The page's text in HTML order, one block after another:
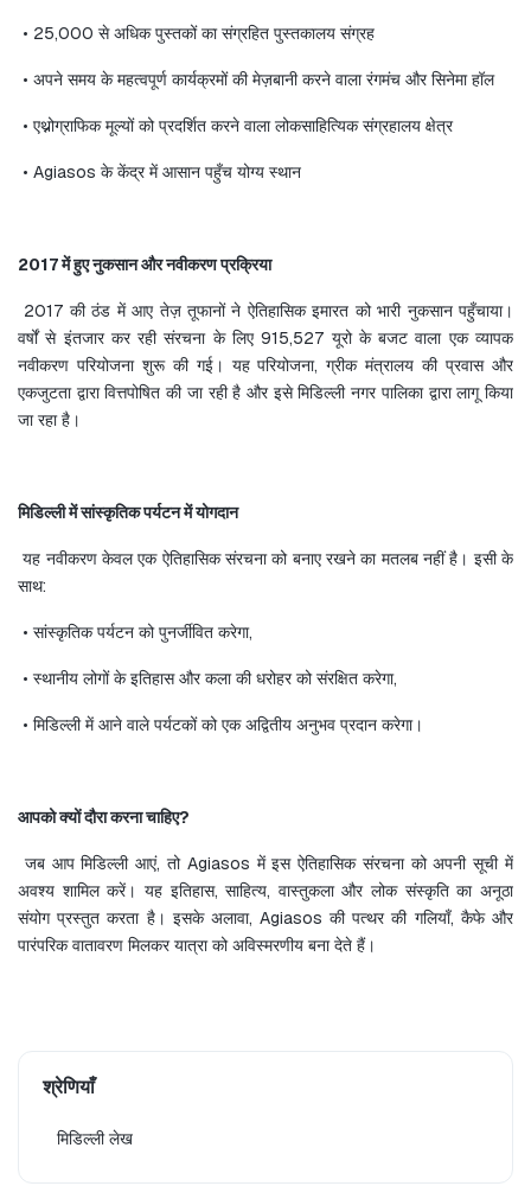
• 25,000 से अधिक पुस्तकों का संग्रहित पुस्तकालय संग्रह
• अपने समय के महत्वपूर्ण कार्यक्रमों की मेज़बानी करने वाला रंगमंच और सिनेमा हॉल
• एथ्नोग्राफिक मूल्यों को प्रदर्शित करने वाला लोकसाहित्यिक संग्रहालय क्षेत्र
• Agiasos के केंद्र में आसान पहुँच योग्य स्थान
2017 में हुए नुकसान और नवीकरण प्रक्रिया
वर्षों से इंतजार कर रही संरचना के लिए 915,527 यूरो के बजट वाला एक व्यापक
नवीकरण परियोजना शुरू की गई। यह परियोजना, ग्रीक मंत्रालय की प्रवास और
एकजुटता द्वारा वित्तपोषित की जा रही है और इसे मिडिल्ली नगर पालिका द्वारा लागू किया
जा रहा है।
मिडिल्ली में सांस्कृतिक पर्यटन में योगदान
यह नवीकरण केवल एक ऐतिहासिक संरचना को बनाए रखने का मतलब नहीं है। इसी के
साथ:
• सांस्कृतिक पर्यटन को पुनर्जीवित करेगा,
• स्थानीय लोगों के इतिहास और कला की धरोहर को संरक्षित करेगा,
• मिडिल्ली में आने वाले पर्यटकों को एक अद्वितीय अनुभव प्रदान करेगा।
आपको क्यों दौरा करना चाहिए?
अवश्य शामिल करें। यह इतिहास, साहित्य, वास्तुकला और लोक संस्कृति का अनूठा
संयोग प्रस्तुत करता है। इसके अलावा, Agiasos की पत्थर की गलियाँ, कैफे और
पारंपरिक वातावरण मिलकर यात्रा को अविस्मरणीय बना देते हैं।
श्रेणियाँ
मिडिल्ली लेख